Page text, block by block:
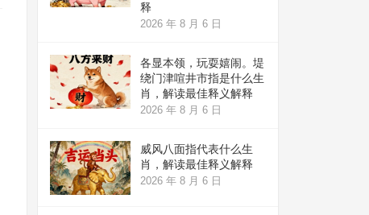
释
2026 年 8 月 6 日
各显本领，玩耍嬉闹。堤
绕门津喧井市指是什么生
肖，解读最佳释义解释
2026 年 8 月 6 日
威风八面指代表什么生
肖，解读最佳释义解释
2026 年 8 月 6 日